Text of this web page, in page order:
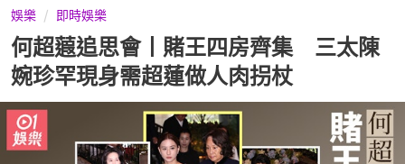
娛樂 即時娛樂
何超蕸追思會丨賭王四房齊集 三太陳
婉珍罕現身需超蓮做人肉拐杖